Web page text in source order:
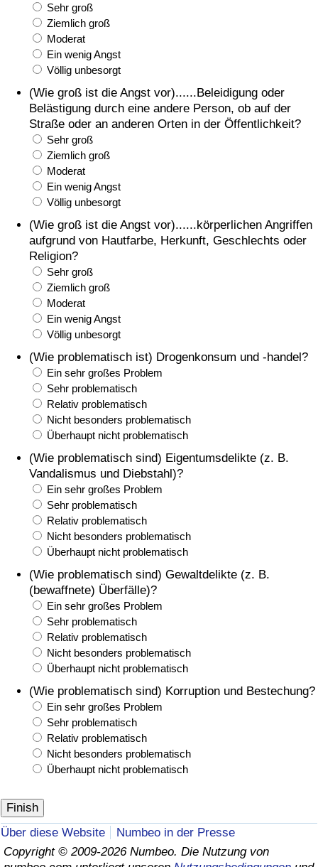
Sehr groß
Ziemlich groß
Moderat
Ein wenig Angst
Völlig unbesorgt
(Wie groß ist die Angst vor)......Beleidigung oder
Belästigung durch eine andere Person, ob auf der
Straße oder an anderen Orten in der Öffentlichkeit?
Sehr groß
Ziemlich groß
Moderat
Ein wenig Angst
Völlig unbesorgt
(Wie groß ist die Angst vor)......körperlichen Angriffen
aufgrund von Hautfarbe, Herkunft, Geschlechts oder
Religion?
Sehr groß
Ziemlich groß
Moderat
Ein wenig Angst
Völlig unbesorgt
(Wie problematisch ist) Drogenkonsum und -handel?
Ein sehr großes Problem
Sehr problematisch
Relativ problematisch
Nicht besonders problematisch
Überhaupt nicht problematisch
(Wie problematisch sind) Eigentumsdelikte (z. B.
Vandalismus und Diebstahl)?
Ein sehr großes Problem
Sehr problematisch
Relativ problematisch
Nicht besonders problematisch
Überhaupt nicht problematisch
(Wie problematisch sind) Gewaltdelikte (z. B.
(bewaffnete) Überfälle)?
Ein sehr großes Problem
Sehr problematisch
Relativ problematisch
Nicht besonders problematisch
Überhaupt nicht problematisch
(Wie problematisch sind) Korruption und Bestechung?
Ein sehr großes Problem
Sehr problematisch
Relativ problematisch
Nicht besonders problematisch
Überhaupt nicht problematisch
Über diese Website
Numbeo in der Presse
Copyright © 2009-2026 Numbeo. Die Nutzung von